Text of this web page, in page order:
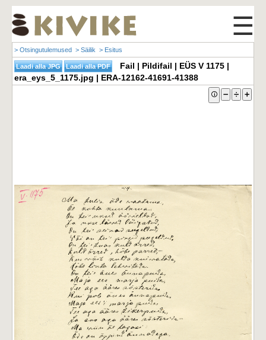
☰
> Otsingutulemused > Säilik > Esitus
Fail | Pildifail | EÜS V 1175 |
era_eys_5_1175.jpg | ERA-12162-41691-41388